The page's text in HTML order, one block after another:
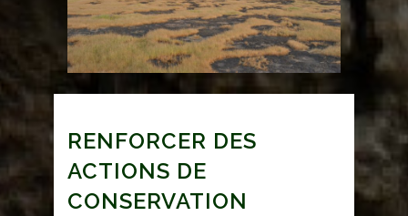
RENFORCER DES
ACTIONS DE
CONSERVATION